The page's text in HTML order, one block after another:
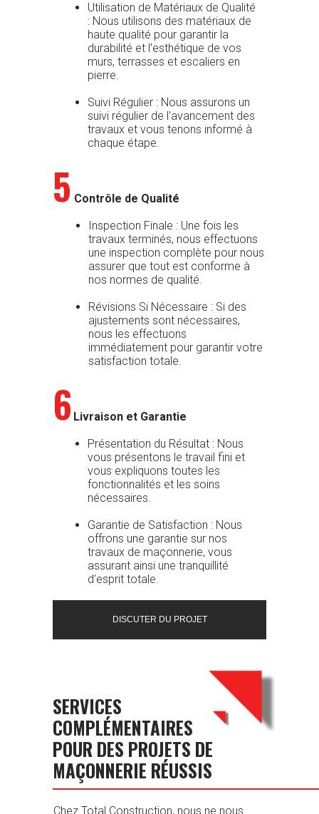
DISCUTER DU PROJET
Utilisation de Matériaux de Qualité
: Nous utilisons des matériaux de
haute qualité pour garantir la
durabilité et l'esthétique de vos
murs, terrasses et escaliers en
pierre.
Suivi Régulier : Nous assurons un
suivi régulier de l'avancement des
travaux et vous tenons informé à
chaque étape.
Contrôle de Qualité
Inspection Finale : Une fois les
travaux terminés, nous effectuons
une inspection complète pour nous
assurer que tout est conforme à
nos normes de qualité.
Révisions Si Nécessaire : Si des
ajustements sont nécessaires,
nous les effectuons
immédiatement pour garantir votre
satisfaction totale.
5
Livraison et Garantie
Présentation du Résultat : Nous
vous présentons le travail fini et
vous expliquons toutes les
fonctionnalités et les soins
nécessaires.
Garantie de Satisfaction : Nous
offrons une garantie sur nos
travaux de maçonnerie, vous
assurant ainsi une tranquillité
d'esprit totale.
6
SERVICES
COMPLÉMENTAIRES
POUR DES PROJETS DE
MAÇONNERIE RÉUSSIS
Chez Total Construction, nous ne nous